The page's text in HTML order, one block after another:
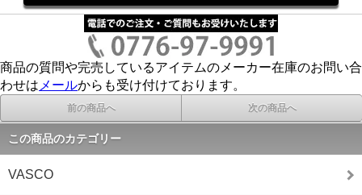
商品の質問や完売しているアイテムのメーカー在庫のお問い合
わせは メールからも受け付けております。
前の商品へ 次の商品へ
この商品のカテゴリー
VASCO